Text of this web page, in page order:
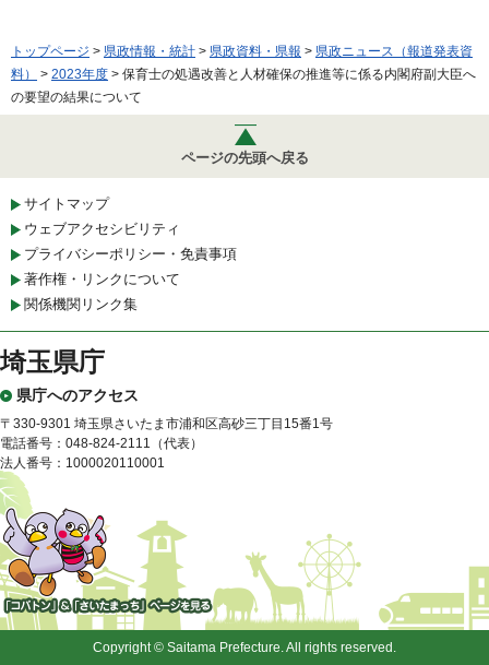
トップページ > 県政情報・統計 > 県政資料・県報 > 県政ニュース（報道発表資
料）
> 2023年度 > 保育士の処遇改善と人材確保の推進等に係る内閣府副大臣へ
の要望の結果について
ページの先頭へ戻る
サイトマップ
ウェブアクセシビリティ
プライバシーポリシー・免責事項
著作権・リンクについて
関係機関リンク集
埼玉県庁
県庁へのアクセス
〒330-9301 埼玉県さいたま市浦和区高砂三丁目15番1号
電話番号：048-824-2111（代表）
法人番号：1000020110001
「コバトン」&「さいたまっ
Copyright © Saitama Prefecture. All rights reserved.